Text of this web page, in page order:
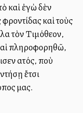
καὶ ἐγὼ δὲν
καὶ τοὺς
τὸν Τιμόθεον,
πληροφορηθῶ,
αὐτός, ποὺ
ἔτσι
μας.